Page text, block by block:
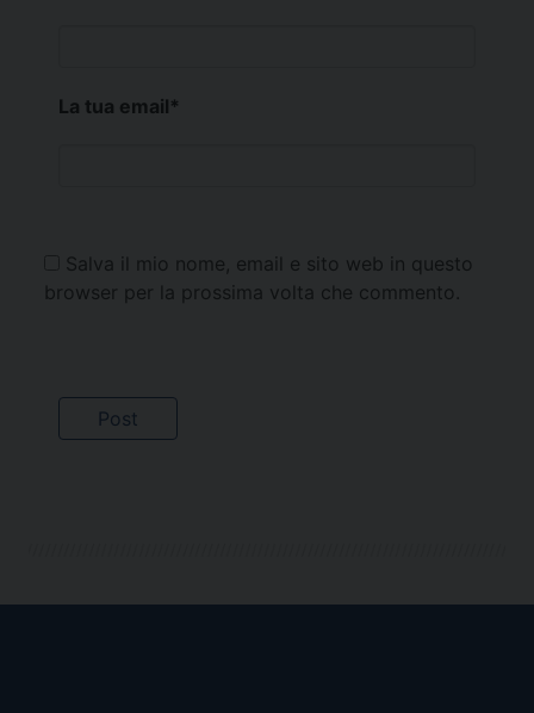
La tua email*
Salva il mio nome, email e sito web in questo
browser per la prossima volta che commento.